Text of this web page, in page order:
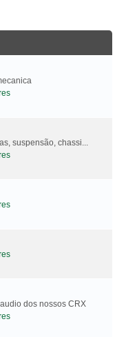
suspensão, chassi...
dos nossos CRX